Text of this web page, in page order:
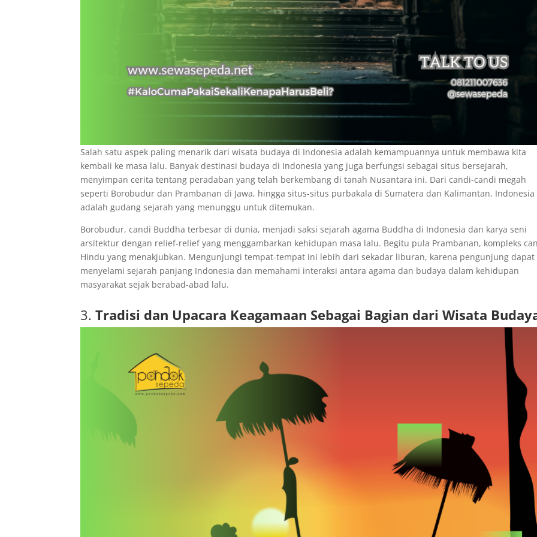
Salah satu aspek paling menarik dari wisata budaya di Indonesia adalah kemampuannya untuk membawa kita
kembali ke masa lalu. Banyak destinasi budaya di Indonesia yang juga berfungsi sebagai situs bersejarah,
menyimpan cerita tentang peradaban yang telah berkembang di tanah Nusantara ini. Dari candi-candi megah
seperti Borobudur dan Prambanan di Jawa, hingga situs-situs purbakala di Sumatera dan Kalimantan, Indonesia
adalah gudang sejarah yang menunggu untuk ditemukan.
Borobudur, candi Buddha terbesar di dunia, menjadi saksi sejarah agama Buddha di Indonesia dan karya seni
arsitektur dengan relief-relief yang menggambarkan kehidupan masa lalu. Begitu pula Prambanan, kompleks
Hindu yang menakjubkan. Mengunjungi tempat-tempat ini lebih dari sekadar liburan, karena pengunjung dapat
menyelami sejarah panjang Indonesia dan memahami interaksi antara agama dan budaya dalam kehidupan
masyarakat sejak berabad-abad lalu.
3.Tradisi dan Upacara Keagamaan Sebagai Bagian dari Wisata